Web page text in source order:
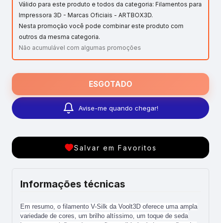
Válido para este produto e todos da categoria: Filamentos para
Impressora 3D - Marcas Oficiais - ARTBOX3D.
Nesta promoção você pode combinar este produto com
outros da mesma categoria.
Não acumulável com algumas promoções
Avise-me quando chegar!
Salvar em Favoritos
Informações técnicas
Em resumo, o filamento V-Silk da Voolt3D oferece uma ampla
variedade de cores, um brilho altíssimo, um toque de seda